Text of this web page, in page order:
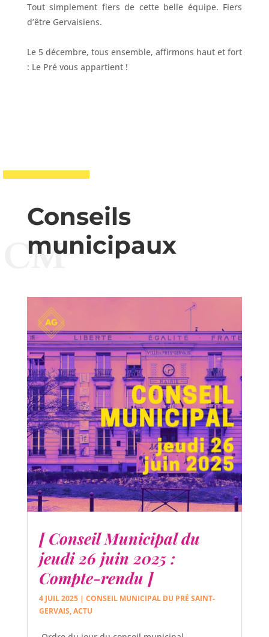
Tout simplement fiers de cette belle équipe. Fiers
d’être Gervaisiens.
Le 5 décembre, tous ensemble, affirmons haut et fort
: Le Pré vous appartient !
Conseils
municipaux
CM
[ Conseil Municipal du
jeudi 26 juin 2025 :
Compte-rendu ]
4 JUIL 2025| CONSEIL MUNICIPAL DU PRÉ SAINT-
GERVAIS,ACTU